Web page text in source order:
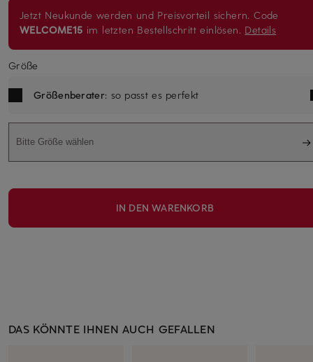
Jetzt Neukunde werden und Preisvorteil sichern. Code
WELCOME15 im letzten Bestellschritt einlösen. Details
Größe
Größenberater: so passt es perfekt
Bitte Größe wählen
IN DEN WARENKORB
DAS KÖNNTE IHNEN AUCH GEFALLEN